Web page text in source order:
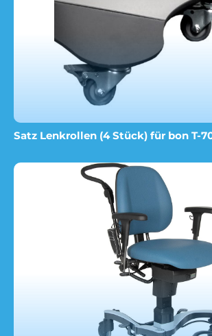
Satz Lenkrollen (4 Stück) für bon T-